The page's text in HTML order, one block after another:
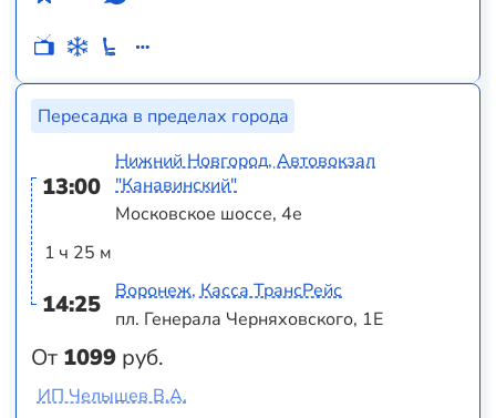
Пересадка в пределах города
13:00
1 ч 25 м
14:25
От 1099 руб.
Нижний Новгород, Автовокзал
"Канавинский"
Московское шоссе, 4е
Воронеж, Касса ТрансРейс
пл. Генерала Черняховского, 1Е
ИП Челышев В.А.